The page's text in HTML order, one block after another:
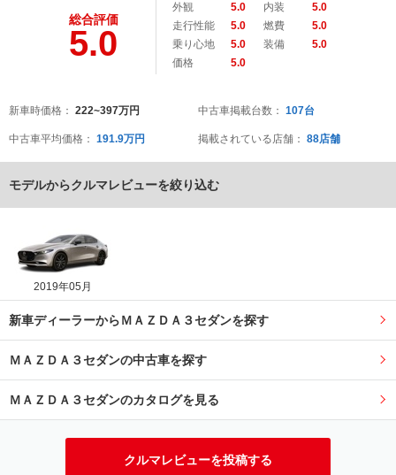
総合評価
5.0
外観 5.0 内装
5.0
走行性能
5.0 燃費
5.0
乗り心地
5.0 装備
5.0
価格
5.0
新車時価格： 222~397万円
中古車平均価格： 191.9万円
中古車掲載台数： 107台
掲載されている店舗： 88店舗
モデルからクルマレビューを絞り込む
2019年05月
新車ディーラーからＭＡＺＤＡ３セダンを探す
ＭＡＺＤＡ３セダンの中古車を探す
ＭＡＺＤＡ３セダンのカタログを見る
クルマレビューを投稿する